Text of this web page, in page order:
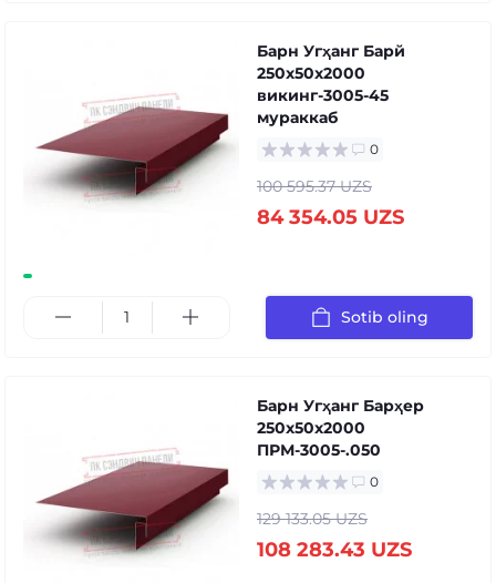
Барн Угҳанг Барй
250x50x2000
викинг-3005-45
мураккаб
0
100 595.37 UZS
84 354.05 UZS
Sotib oling
Барн Угҳанг Барҳер
250x50x2000
ПРМ-3005-.050
0
129 133.05 UZS
108 283.43 UZS